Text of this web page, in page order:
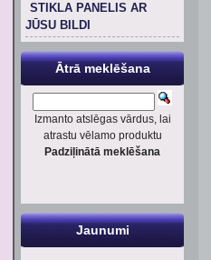
STIKLA PANELIS AR
JŪSU BILDI
Ātrā meklēšana
Izmanto atslēgas vārdus, lai
atrastu vēlamo produktu
Padziļinātā meklēšana
Jaunumi